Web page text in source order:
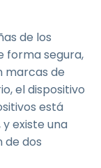
de los
forma segura,
marcas de
el dispositivo
está
existe una
dos